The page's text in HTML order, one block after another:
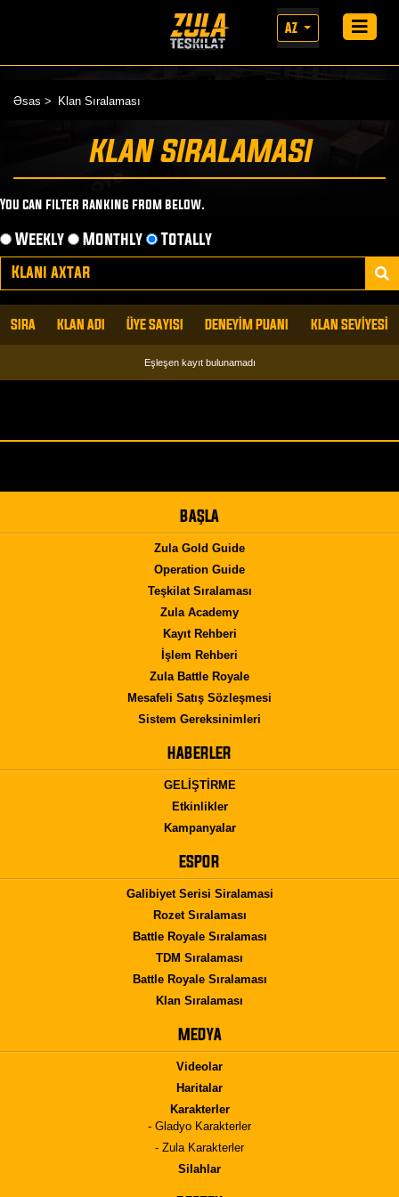
AZ
Əsas Klan Sıralaması
KLAN SIRALAMASI
You can filter ranking from below.
Weekly Monthly Totally
SIRA KLAN ADI ÜYE SAYISI DENEYİM PUANI KLAN SEVİYESİ
Eşleşen kayıt bulunamadı
BAŞLA
Zula Gold Guide
Operation Guide
Teşkilat Sıralaması
Zula Academy
Kayıt Rehberi
İşlem Rehberi
Zula Battle Royale
Mesafeli Satış Sözleşmesi
Sistem Gereksinimleri
HABERLER
GELİŞTİRME
Etkinlikler
Kampanyalar
ESPOR
Galibiyet Serisi Siralamasi
Rozet Sıralaması
Battle Royale Sıralaması
TDM Sıralaması
Battle Royale Sıralaması
Klan Sıralaması
MEDYA
Videolar
Haritalar
Karakterler
- Gladyo Karakterler
- Zula Karakterler
Silahlar